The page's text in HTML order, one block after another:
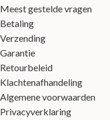
Meest gestelde vragen
Betaling
Verzending
Garantie
Retourbeleid
Klachtenafhandeling
Algemene voorwaarden
Privacyverklaring